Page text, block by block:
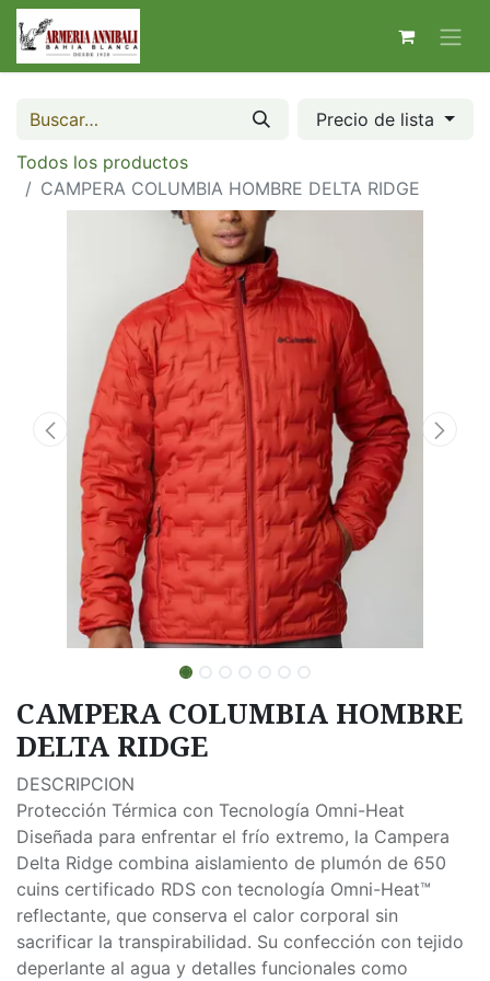
Precio de lista
Todos los productos
CAMPERA COLUMBIA HOMBRE DELTA RIDGE
CAMPERA COLUMBIA HOMBRE
DELTA RIDGE
DESCRIPCION
Protección Térmica con Tecnología Omni-Heat
Diseñada para enfrentar el frío extremo, la Campera
Delta Ridge combina aislamiento de plumón de 650
cuins certificado RDS con tecnología Omni-Heat™
reflectante, que conserva el calor corporal sin
sacrificar la transpirabilidad. Su confección con tejido
deperlante al agua y detalles funcionales como